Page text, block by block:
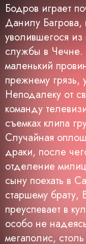
Бодров играет
Данилу Багрова,
уволившегося
службы в Чечне.
маленький
прежнему грязь,
Неподалеку от
команду
съемках клипа
Случайная
драки, после
отделение
сыну поехать в
старшему брату,
преуспевает в
особо не
мегаполис,